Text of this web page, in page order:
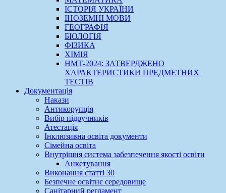
ІСТОРІЯ УКРАЇНИ
ІНОЗЕМНІ МОВИ
ГЕОГРАФІЯ
БІОЛОГІЯ
ФІЗИКА
ХІМІЯ
НМТ-2024: ЗАТВЕРДЖЕНО
ХАРАКТЕРИСТИКИ ПРЕДМЕТНИХ
ТЕСТІВ
Документація
Накази
Антикорупція
Вибір підручників
Атестація
Інклюзивна освіта документи
Сімейна освіта
Внутрішня система забезпечення якості освіти
Анкетування
Виконання статті 30
Безпечне освітнє середовище
Санітарний регламент